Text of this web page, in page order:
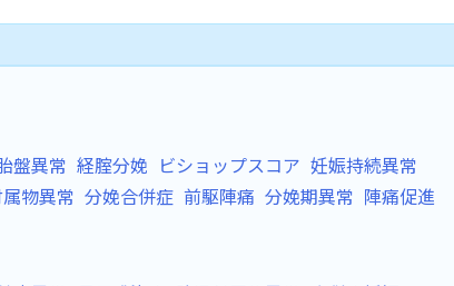
盤異常 経腟分娩 ビショップスコア 妊娠持続異常
物異常 分娩合併症 前駆陣痛 分娩期異常 陣痛促進